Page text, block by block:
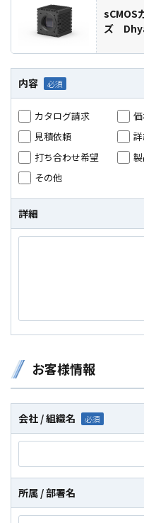
ズ
内容
カタログ請求
見積依頼
打ち合わせ希望
その他
詳細
お客様情報
会社 / 組織名
所属 / 部署名